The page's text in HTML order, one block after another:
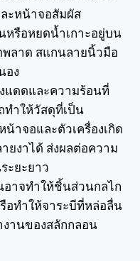
ละหน้าจอสัมผัส
หรือหยดน้ำเกาะอยู่บน
ลาด สแกนลายนิ้วมือ
อง
แดดและความร้อนที่
ทำให้วัสดุที่เป็น
าจอและตัวเครื่องเกิด
ยงาได้ ส่งผลต่อความ
ะยะยาว
าจทำให้ชิ้นส่วนกลไก
อทำให้จาระบีที่หล่อลื่น
งานของสลักกลอน